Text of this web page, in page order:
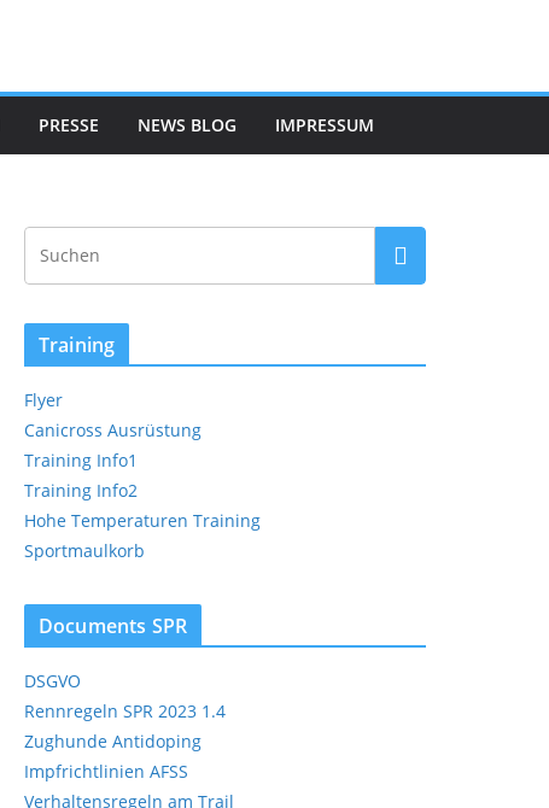
PRESSE NEWS BLOG IMPRESSUM
Office 365
Training
Flyer
Canicross Ausrüstung
Training Info1
Training Info2
Hohe Temperaturen Training
Sportmaulkorb
Documents SPR
DSGVO
Rennregeln SPR 2023 1.4
Zughunde Antidoping
Impfrichtlinien AFSS
Verhaltensregeln am Trail